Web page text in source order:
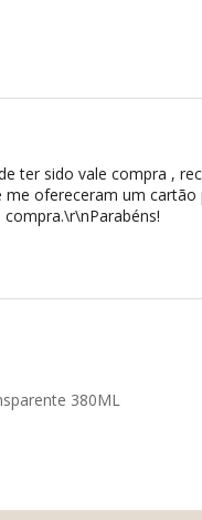
ter sido vale compra ,
ofereceram um
380ML